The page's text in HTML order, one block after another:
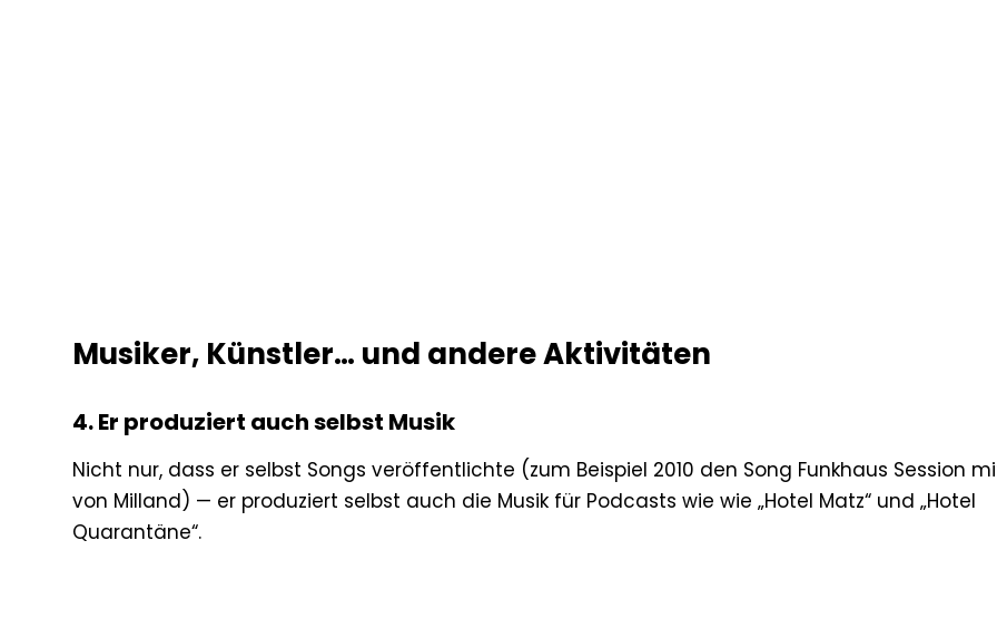
Musiker, Künstler… und andere Aktivitäten
4. Er produziert auch selbst Musik
Nicht nur, dass er selbst Songs veröffentlichte (zum Beispiel 2010 den Song Funkhaus Session
von Milland) — er produziert selbst auch die Musik für Podcasts wie wie „Hotel Matz“ und „Hotel
Quarantäne“.